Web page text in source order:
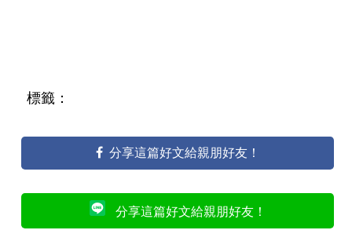
標籤：
分享這篇好文給親朋好友！
分享這篇好文給親朋好友！